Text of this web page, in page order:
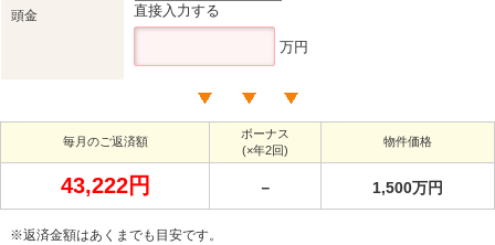
頭金 直接入力する
万円
毎月のご返済額
ボーナス
(×年2回)
物件価格
43,222円 － 1,500万円
※返済金額はあくまでも目安です。